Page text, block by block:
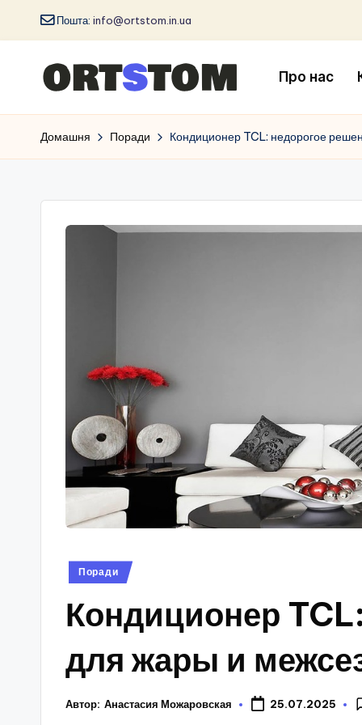
Пошта: info@ortstom.in.ua
Про нас
Домашня Поради Кондиционер TCL: недорогое
Опубліковано
Поради
Кондиционер
для жары и
Автор: Анастасия Можаровская 25.07.2025